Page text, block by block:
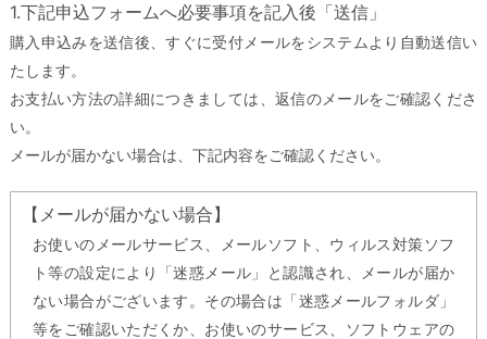
1.下記申込フォームへ必要事項を記入後「送信」
購入申込みを送信後、すぐに受付メールをシステムより自動送信い
たします。
お支払い方法の詳細につきましては、返信のメールをご確認くださ
い。
メールが届かない場合は、下記内容をご確認ください。
【メールが届かない場合】
お使いのメールサービス、メールソフト、ウィルス対策ソフ
ト等の設定により「迷惑メール」と認識され、メールが届か
ない場合がございます。その場合は「迷惑メールフォルダ」
等をご確認いただくか、お使いのサービス、ソフトウェアの